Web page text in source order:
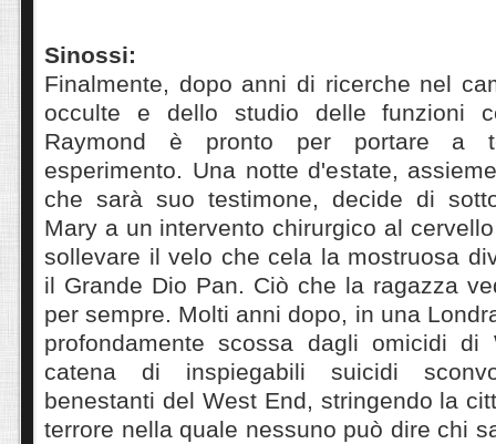
Sinossi:
Finalmente, dopo anni di ricerche nel
occulte e dello studio delle funzioni
Raymond è pronto per portare a
esperimento. Una notte d'estate,
che sarà suo testimone, decide di
Mary a un intervento chirurgico al
sollevare il velo che cela la mostruosa
il Grande Dio Pan. Ciò che la ragazza
per sempre. Molti anni dopo, in una
profondamente scossa dagli omicidi di
catena di inspiegabili suicidi
benestanti del West End, stringendo la
terrore nella quale nessuno può dire chi